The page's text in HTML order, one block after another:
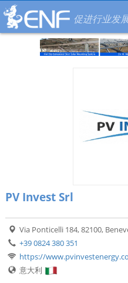
促进行业发
PV Invest Srl
Via Ponticelli 184, 82100,
+39 0824 380 351
https://
意大利